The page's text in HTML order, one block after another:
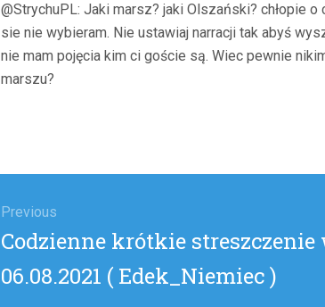
@StrychuPL: Jaki marsz? jaki Olszański? chłopie
sie nie wybieram. Nie ustawiaj narracji tak abyś
nie mam pojęcia kim ci goście są. Wiec pewnie
marszu?
Previous
Previous
Codzienne krótkie
06.08.2021 ( Edek_Niemiec )